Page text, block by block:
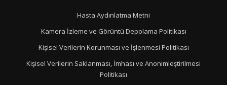
Hasta Aydınlatma Metni
Kamera İzleme ve Görüntü Depolama Politikası
Kişisel Verilerin Korunması ve İşlenmesi Politikası
Kişisel Verilerin Saklanması, İmhası ve Anonimleştirilmesi
Politikası